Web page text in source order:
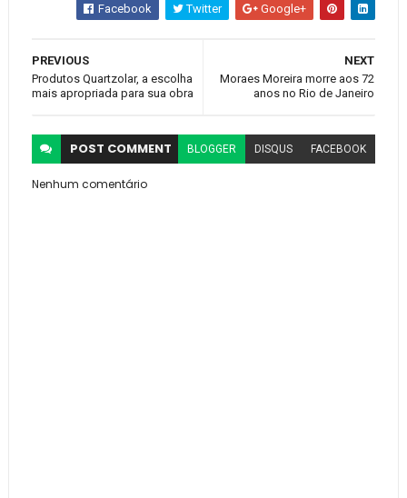
Facebook Twitter Google+
NEXT
Moraes Moreira morre aos 72
anos no Rio de Janeiro
PREVIOUS
Produtos Quartzolar, a escolha
mais apropriada para sua obra
POST COMMENT BLOGGER DISQUS FACEBOOK
Nenhum comentário